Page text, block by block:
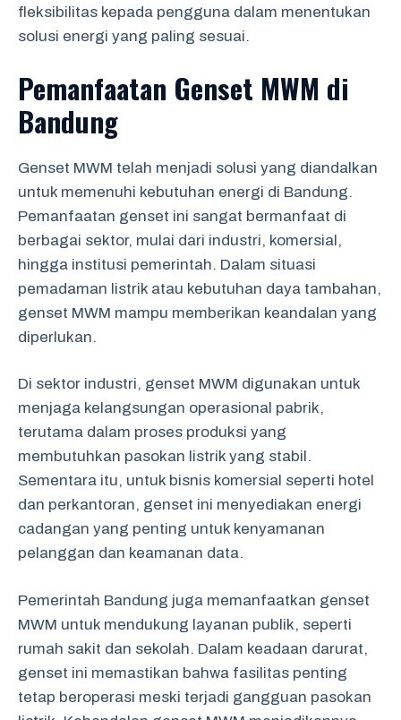
fleksibilitas kepada pengguna dalam menentukan
solusi energi yang paling sesuai.
Pemanfaatan Genset MWM di
Bandung
Genset MWM telah menjadi solusi yang diandalkan
untuk memenuhi kebutuhan energi di Bandung.
Pemanfaatan genset ini sangat bermanfaat di
berbagai sektor, mulai dari industri, komersial,
hingga institusi pemerintah. Dalam situasi
pemadaman listrik atau kebutuhan daya tambahan,
genset MWM mampu memberikan keandalan yang
diperlukan.
Di sektor industri, genset MWM digunakan untuk
menjaga kelangsungan operasional pabrik,
terutama dalam proses produksi yang
membutuhkan pasokan listrik yang stabil.
Sementara itu, untuk bisnis komersial seperti hotel
dan perkantoran, genset ini menyediakan energi
cadangan yang penting untuk kenyamanan
pelanggan dan keamanan data.
Pemerintah Bandung juga memanfaatkan genset
MWM untuk mendukung layanan publik, seperti
rumah sakit dan sekolah. Dalam keadaan darurat,
genset ini memastikan bahwa fasilitas penting
tetap beroperasi meski terjadi gangguan pasokan